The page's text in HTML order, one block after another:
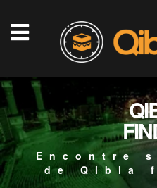
Encontre
de Qibla